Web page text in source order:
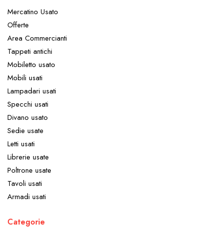
Mercatino Usato
Offerte
Area Commercianti
Tappeti antichi
Mobiletto usato
Mobili usati
Lampadari usati
Specchi usati
Divano usato
Sedie usate
Letti usati
Librerie usate
Poltrone usate
Tavoli usati
Armadi usati
Categorie